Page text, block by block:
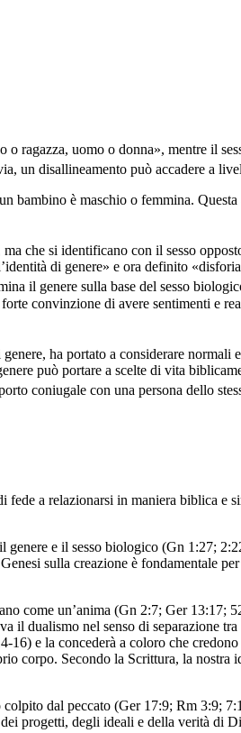
ragazza, uomo o donna», mentre il
un disallineamento può accadere a
bambino è maschio o femmina.
che si identificano con il sesso
di genere» e ora definito
il genere sulla base del sesso
convinzione di avere sentimenti e
ha portato a considerare normali
può portare a scelte di vita
coniugale con una persona dello
fede a relazionarsi in maniera biblica e
e il sesso biologico (Gn 1:27;
sulla creazione è fondamentale
come un’anima (Gn 2:7; Ger 13:17;
dualismo nel senso di separazione
16) e la concederà a coloro che
corpo. Secondo la Scrittura, la nostra
dal peccato (Ger 17:9; Rm 3:9;
progetti, degli ideali e della verità di